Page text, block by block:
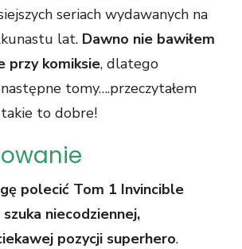
seriach wydawanych na
lat. Dawno nie bawiłem
przy komiksie, dlatego
tomy….przeczytałem
to dobre!
polecić Tom 1 Invincible
niecodziennej,
pozycji superhero.